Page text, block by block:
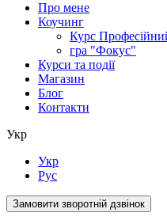
Про мене
Коучинг
Курс
гра "Фокус"
Курси та події
Магазин
Блог
Контакти
Укр
Укр
Рус
Замовити зворотній дзвінок